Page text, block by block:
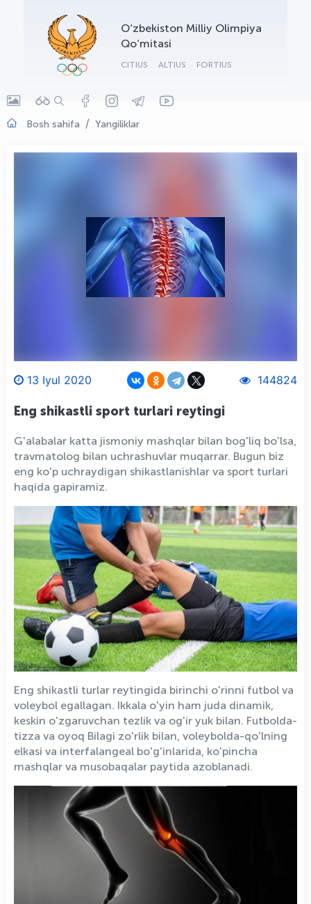
O‘zbekiston Milliy Olimpiya
Qo‘mitasi
CITIUS ALTIUS FORTIUS
Bosh sahifa Yangiliklar
13 Iyul 2020 144824
Eng shikastli sport turlari reytingi
G'alabalar katta jismoniy mashqlar bilan bog'liq bo'lsa,
travmatolog bilan uchrashuvlar muqarrar. Bugun biz
eng ko'p uchraydigan shikastlanishlar va sport turlari
haqida gapiramiz.
Eng shikastli turlar reytingida birinchi o'rinni futbol va
voleybol egallagan. Ikkala o'yin ham juda dinamik,
keskin o'zgaruvchan tezlik va og'ir yuk bilan. Futbolda-
tizza va oyoq Bilagi zo'rlik bilan, voleybolda-qo'lning
elkasi va interfalangeal bo'g'inlarida, ko'pincha
mashqlar va musobaqalar paytida azoblanadi.
OLYMPCHIK AI - yordamchi
Onlayn · olympic.uz